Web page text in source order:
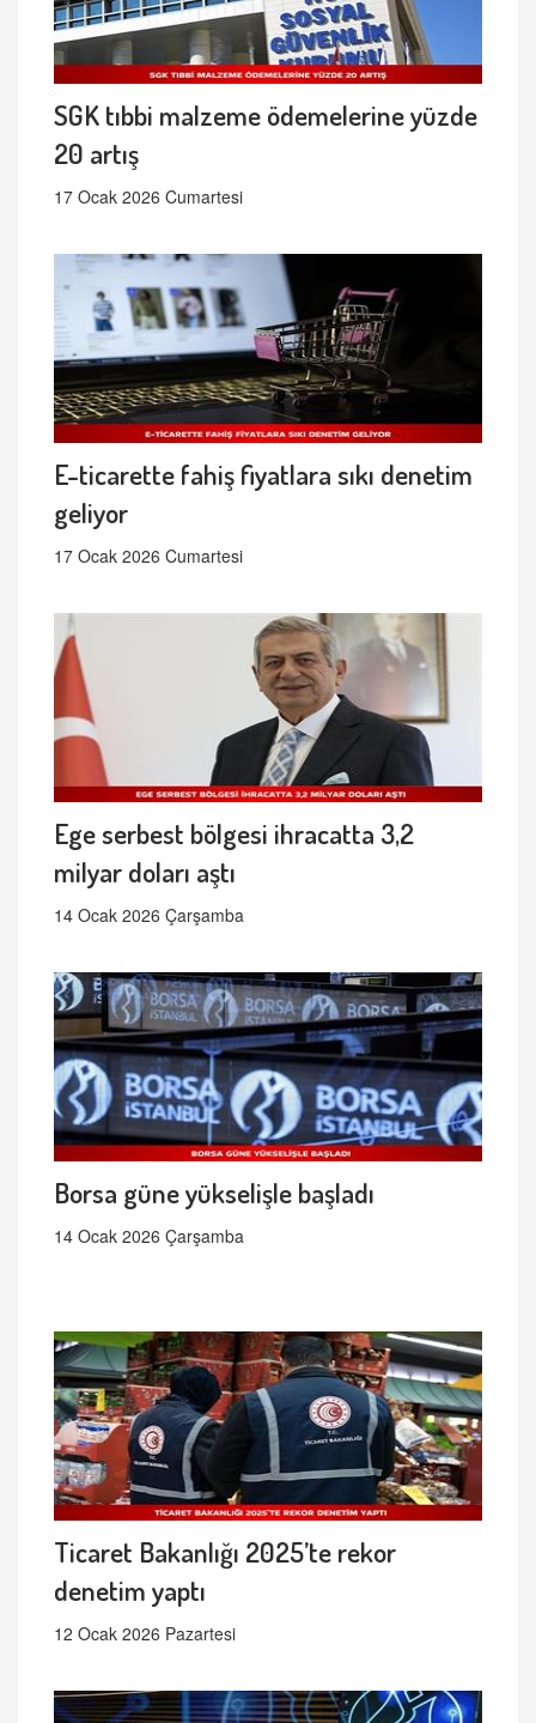
SGK tıbbi malzeme ödemelerine yüzde
20 artış
17 Ocak 2026 Cumartesi
E-ticarette fahiş fiyatlara sıkı denetim
geliyor
17 Ocak 2026 Cumartesi
Ege serbest bölgesi ihracatta 3,2
milyar doları aştı
14 Ocak 2026 Çarşamba
Borsa güne yükselişle başladı
14 Ocak 2026 Çarşamba
Ticaret Bakanlığı 2025’te rekor
denetim yaptı
12 Ocak 2026 Pazartesi